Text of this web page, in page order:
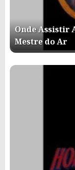
Onde Assistir
Mestre do Ar